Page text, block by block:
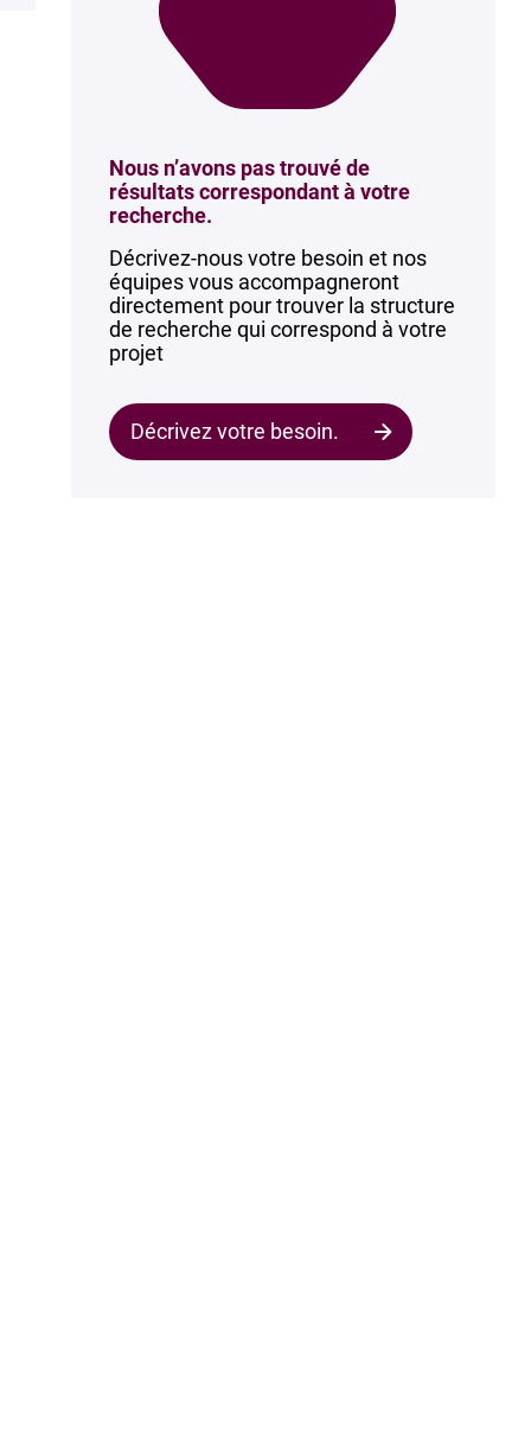
Nous n’avons pas trouvé de
résultats correspondant à votre
recherche.
Décrivez-nous votre besoin et nos
équipes vous accompagneront
directement pour trouver la structure
de recherche qui correspond à votre
projet
Décrivez votre besoin.